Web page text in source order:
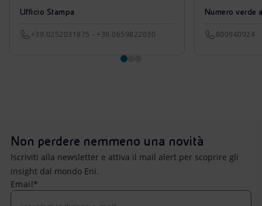
Ufficio Stampa
+39.0252031875 - +39.0659822030
Numero verde
800940924
Non perdere nemmeno una novità
Iscriviti alla newsletter e attiva il mail alert per scoprire gli
insight dal mondo Eni.
Email*